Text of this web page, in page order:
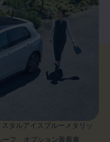
タルアイスブルーメタリッ
ーフ オプション装着車